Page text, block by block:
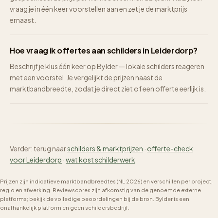
vraag je in één keer voorstellen aan en zet je de marktprijs
ernaast.
Hoe vraag ik offertes aan schilders in Leiderdorp?
Beschrijf je klus één keer op Bylder — lokale schilders reageren
met een voorstel. Je vergelijkt de prijzen naast de
marktbandbreedte, zodat je direct ziet of een offerte eerlijk is.
Verder: terug naarschilders & marktprijzen · offerte-check
voor Leiderdorp ·wat kost schilderwerk
Prijzen zijn indicatieve marktbandbreedtes (NL 2026) en verschillen per project,
regio en afwerking. Reviewscores zijn afkomstig van de genoemde externe
platforms; bekijk de volledige beoordelingen bij de bron. Bylder is een
onafhankelijk platform en geen schildersbedrijf.